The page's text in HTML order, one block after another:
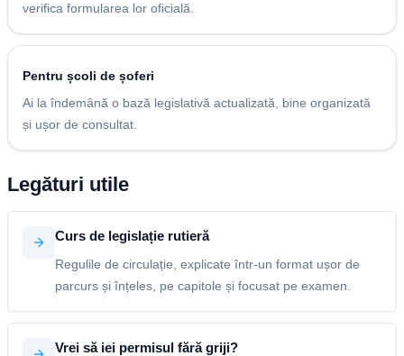
verifica formularea lor oficială.
Pentru școli de șoferi
Ai la îndemână o bază legislativă actualizată, bine organizată
și ușor de consultat.
Legături utile
Curs de legislație rutieră
Regulile de circulație, explicate într-un format ușor de
parcurs și înțeles, pe capitole și focusat pe examen.
Vrei să iei permisul fără griji?